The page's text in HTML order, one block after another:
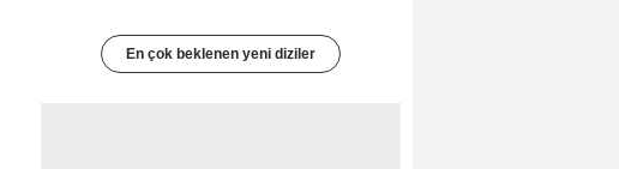
En çok beklenen yeni diziler